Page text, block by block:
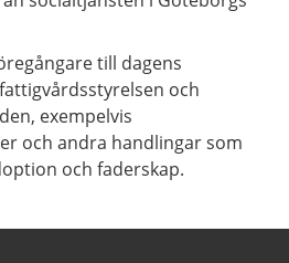
till dagens
och
exempelvis
och andra handlingar som
och faderskap.